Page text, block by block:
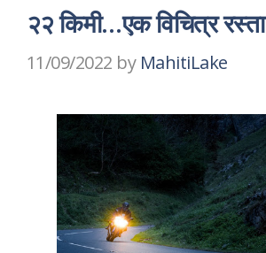
२२ किमी…एक विचित्र रस्ता
11/09/2022 by MahitiLake